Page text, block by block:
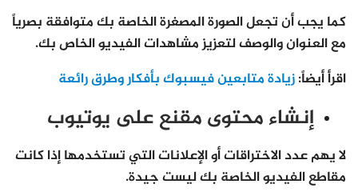
كما يجب أن تجعل الصورة المصغرة الخاصة بك متوافقة بصرياً
مع العنوان والوصف لتعزيز مشاهدات الفيديو الخاص بك.
اقرأ أيضاً:زيادة متابعين فيسبوك بأفكار وطرق رائعة
إنشاء محتوى مقنع على يوتيوب
لا يهم عدد الاختراقات أو الإعلانات التي تستخدمها إذا كانت
مقاطع الفيديو الخاصة بك ليست جيدة.